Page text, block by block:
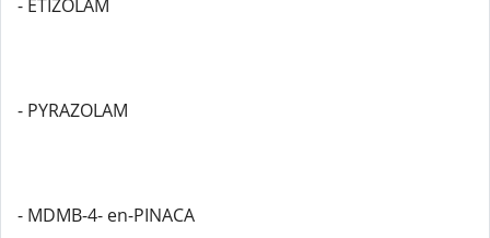
- ETIZOLAM
- PYRAZOLAM
- MDMB-4- en-PINACA